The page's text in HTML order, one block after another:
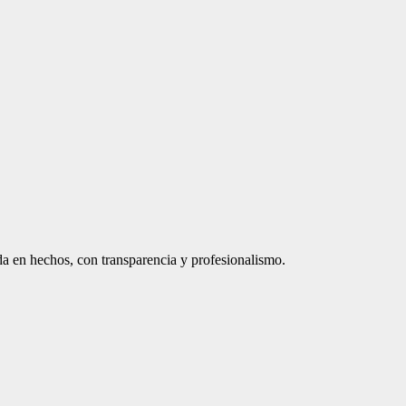
en hechos, con transparencia y profesionalismo.